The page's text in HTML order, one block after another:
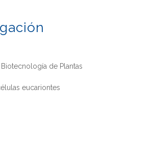
de Plantas
eucariontes